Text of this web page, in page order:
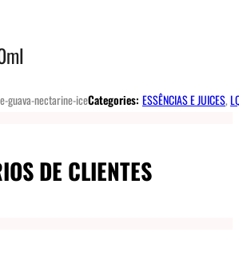
guava-nectarine-iceCategories: ESSÊNCIAS E JUICES,
DE CLIENTES